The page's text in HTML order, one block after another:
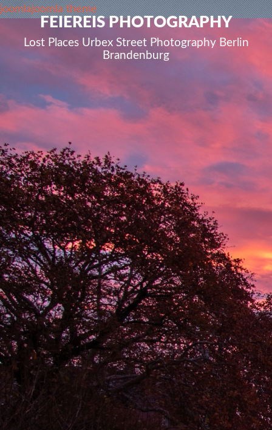
FEIEREIS PHOTOGRAPHY
Lost Places Urbex Street Photography Berlin
Brandenburg
joomlajoomla theme